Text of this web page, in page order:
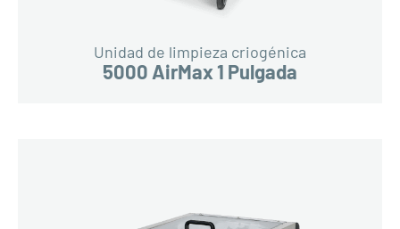
Unidad de limpieza criogénica
5000 AirMax 1 Pulgada